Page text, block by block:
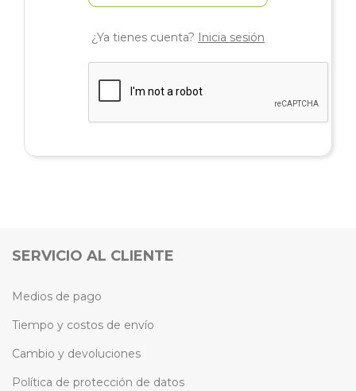
¿Ya tienes cuenta? Inicia sesión
SERVICIO AL CLIENTE
Medios de pago
Tiempo y costos de envío
Cambio y devoluciones
Política de protección de datos